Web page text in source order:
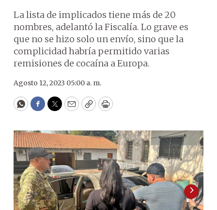
La lista de implicados tiene más de 20
nombres, adelantó la Fiscalía. Lo grave es
que no se hizo solo un envío, sino que la
complicidad habría permitido varias
remisiones de cocaína a Europa.
Agosto 12, 2023 05:00 a. m.
WhatsApp
Facebook
Twitter
EmailCopyPrint